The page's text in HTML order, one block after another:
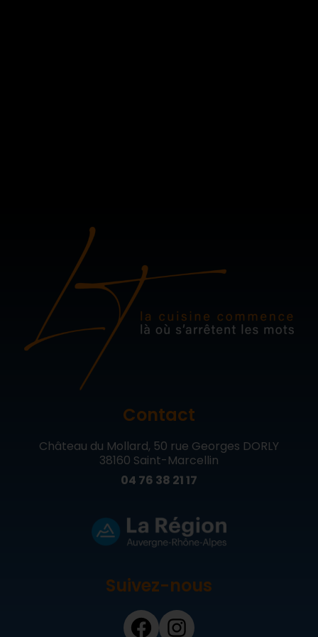
Contact
Château du Mollard, 50 rue Georges DORLY
38160 Saint-Marcellin
04 76 38 21 17
Suivez-nous